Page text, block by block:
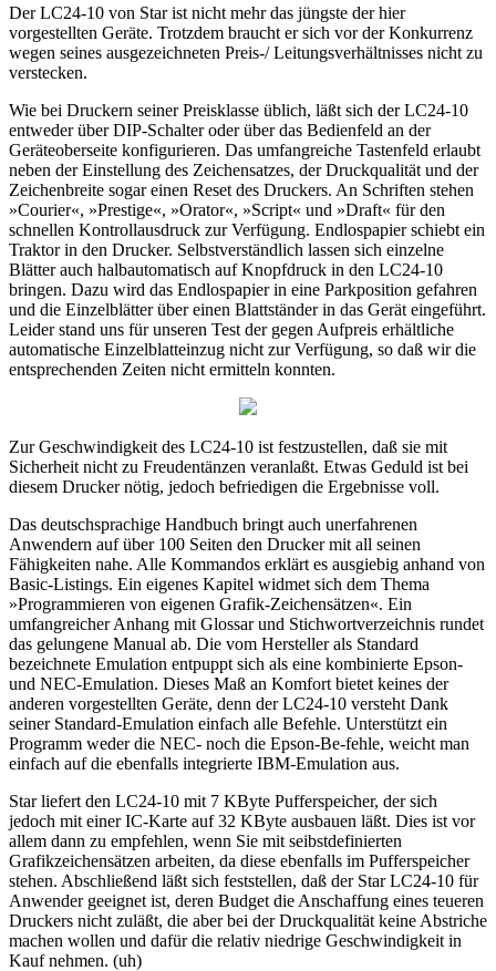
Der LC24-10 von Star ist nicht mehr das jüngste der hier
vorgestellten Geräte. Trotzdem braucht er sich vor der Konkurrenz
wegen seines ausgezeichneten Preis-/ Leitungsverhältnisses nicht zu
verstecken.
Wie bei Druckern seiner Preisklasse üblich, läßt sich der LC24-10
entweder über DIP-Schalter oder über das Bedienfeld an der
Geräteoberseite konfigurieren. Das umfangreiche Tastenfeld erlaubt
neben der Einstellung des Zeichensatzes, der Druckqualität und der
Zeichenbreite sogar einen Reset des Druckers. An Schriften stehen
»Courier«, »Prestige«, »Orator«, »Script« und »Draft« für den
schnellen Kontrollausdruck zur Verfügung. Endlospapier schiebt ein
Traktor in den Drucker. Selbstverständlich lassen sich einzelne
Blätter auch halbautomatisch auf Knopfdruck in den LC24-10
bringen. Dazu wird das Endlospapier in eine Parkposition gefahren
und die Einzelblätter über einen Blattständer in das Gerät eingeführt.
Leider stand uns für unseren Test der gegen Aufpreis erhältliche
automatische Einzelblatteinzug nicht zur Verfügung, so daß wir die
entsprechenden Zeiten nicht ermitteln konnten.
Zur Geschwindigkeit des LC24-10 ist festzustellen, daß sie mit
Sicherheit nicht zu Freudentänzen veranlaßt. Etwas Geduld ist bei
diesem Drucker nötig, jedoch befriedigen die Ergebnisse voll.
Das deutschsprachige Handbuch bringt auch unerfahrenen
Anwendern auf über 100 Seiten den Drucker mit all seinen
Fähigkeiten nahe. Alle Kommandos erklärt es ausgiebig anhand von
Basic-Listings. Ein eigenes Kapitel widmet sich dem Thema
»Programmieren von eigenen Grafik-Zeichensätzen«. Ein
umfangreicher Anhang mit Glossar und Stichwortverzeichnis rundet
das gelungene Manual ab. Die vom Hersteller als Standard
bezeichnete Emulation entpuppt sich als eine kombinierte Epson-
und NEC-Emulation. Dieses Maß an Komfort bietet keines der
anderen vorgestellten Geräte, denn der LC24-10 versteht Dank
seiner Standard-Emulation einfach alle Befehle. Unterstützt ein
Programm weder die NEC- noch die Epson-Be-fehle, weicht man
einfach auf die ebenfalls integrierte IBM-Emulation aus.
Star liefert den LC24-10 mit 7 KByte Pufferspeicher, der sich
jedoch mit einer IC-Karte auf 32 KByte ausbauen läßt. Dies ist vor
allem dann zu empfehlen, wenn Sie mit seibstdefinierten
Grafikzeichensätzen arbeiten, da diese ebenfalls im Pufferspeicher
stehen. Abschließend läßt sich feststellen, daß der Star LC24-10 für
Anwender geeignet ist, deren Budget die Anschaffung eines teueren
Druckers nicht zuläßt, die aber bei der Druckqualität keine Abstriche
machen wollen und dafür die relativ niedrige Geschwindigkeit in
Kauf nehmen. (uh)